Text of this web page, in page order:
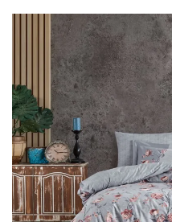
Lenjerii de pat Bumbac
Lenjerii de pat Catifea
Lenjerii de pat Damasc
Lenjerii de pat Finet + 2
Lenjerii de pat Finet cu PLIURI
Lenjerii de pat finet Home
Lenjerii de pat Saten 4 piese
elastic